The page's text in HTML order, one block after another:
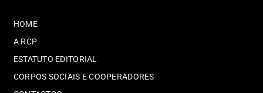
HOME
A RCP
ESTATUTO EDITORIAL
CORPOS SOCIAIS E COOPERADORES